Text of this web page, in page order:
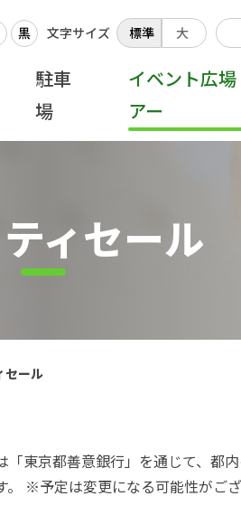
黒 文字サイズ 標準 大
駐車
場
イベント広
アー
ィセール
セール
東京都善意銀行」を通じて、都
※予定は変更になる可能性がご